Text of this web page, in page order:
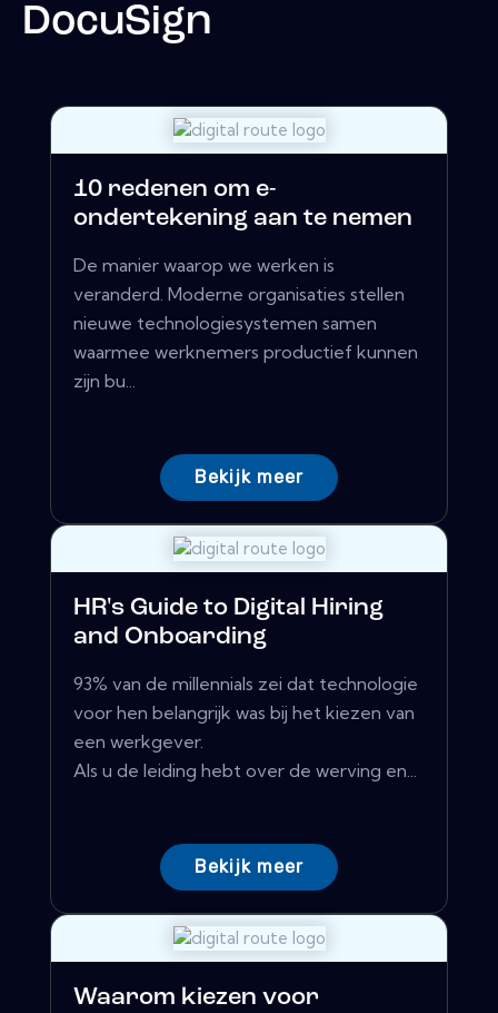
DocuSign
10 redenen om e-
ondertekening aan te nemen
De manier waarop we werken is
veranderd. Moderne organisaties stellen
nieuwe technologiesystemen samen
waarmee werknemers productief kunnen
zijn bu...
Bekijk meer
HR's Guide to Digital Hiring
and Onboarding
93% van de millennials zei dat technologie
voor hen belangrijk was bij het kiezen van
een werkgever.
Als u de leiding hebt over de werving en...
Bekijk meer
Waarom kiezen voor